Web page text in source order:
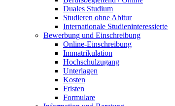
Duales Studium
Studieren ohne Abitur
Internationale Studieninteressierte
Bewerbung und Einschreibung
Online-Einschreibung
Immatrikulation
Hochschulzugang
Unterlagen
Kosten
Fristen
Formulare